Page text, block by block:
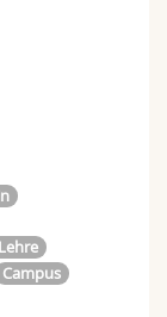
Lehre
Campus